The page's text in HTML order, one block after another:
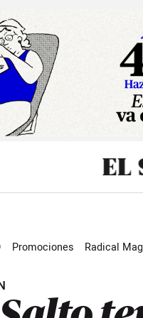
Promociones Radical